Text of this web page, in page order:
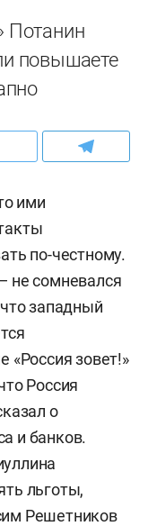
Потанин
повышаете
ими
по-честному.
не сомневался
западный
«Россия зовет!»
Россия
о
и банков.
льготы,
Решетников